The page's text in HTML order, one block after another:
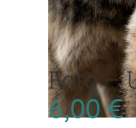
Foto –
6,00€